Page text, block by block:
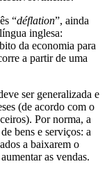
“déflation”, ainda
inglesa:
da economia para
a partir de uma
ser generalizada e
(de acordo com o
Por norma, a
bens e serviços: a
a baixarem o
as vendas.